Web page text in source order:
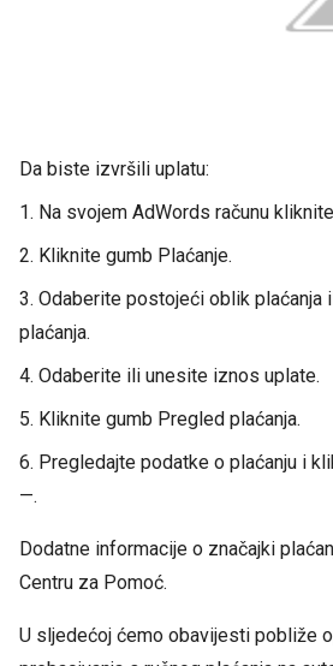
Da biste izvršili uplatu:
1. Na svojem AdWords računu
2. Kliknite gumb Plaćanje.
3. Odaberite postojeći oblik plaćanja
plaćanja.
4. Odaberite ili unesite iznos uplate.
5. Kliknite gumb Pregled plaćanja.
6. Pregledajte podatke o plaćanju i
—.
Dodatne informacije o značajki
Centru za Pomoć.
U sljedećoj ćemo obavijesti pobliže